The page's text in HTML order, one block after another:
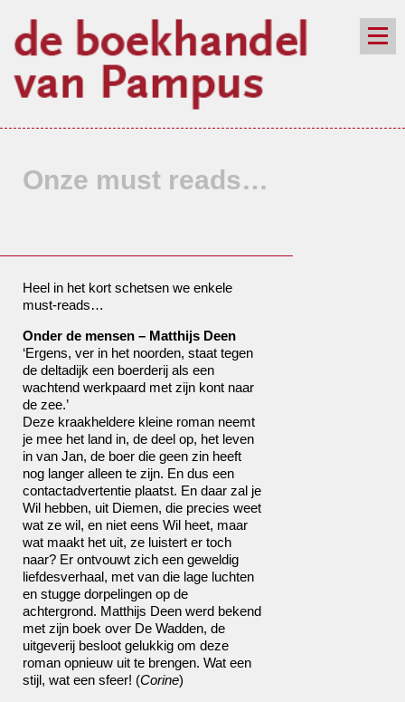
Onze must reads…
Heel in het kort schetsen we enkele
must-reads…
Onder de mensen – Matthijs Deen
‘Ergens, ver in het noorden, staat tegen
de deltadijk een boerderij als een
wachtend werkpaard met zijn kont naar
de zee.’
Deze kraakheldere kleine roman neemt
je mee het land in, de deel op, het leven
in van Jan, de boer die geen zin heeft
nog langer alleen te zijn. En dus een
contactadvertentie plaatst. En daar zal je
Wil hebben, uit Diemen, die precies weet
wat ze wil, en niet eens Wil heet, maar
wat maakt het uit, ze luistert er toch
naar? Er ontvouwt zich een geweldig
liefdesverhaal, met van die lage luchten
en stugge dorpelingen op de
achtergrond. Matthijs Deen werd bekend
met zijn boek over De Wadden, de
uitgeverij besloot gelukkig om deze
roman opnieuw uit te brengen. Wat een
stijl, wat een sfeer! (Corine)